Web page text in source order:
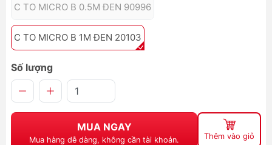
C TO MICRO B 0.5M ĐEN 90996
C TO MICRO B 1M ĐEN 20103
Số lượng
MUA NGAY
Mua hàng dễ dàng, không cần tài khoản. Thêm vào giỏ